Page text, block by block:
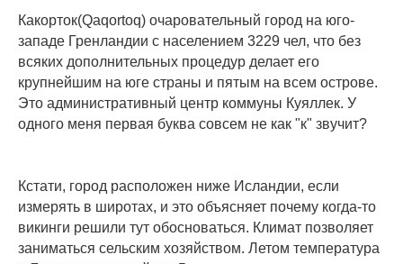
Какорток(Qaqortoq) очаровательный город на юго-
западе Гренландии с населением 3229 чел, что без
всяких дополнительных процедур делает его
крупнейшим на юге страны и пятым на всем острове.
Это административный центр коммуны Куяллек. У
одного меня первая буква совсем не как "к" звучит?
Кстати, город расположен ниже Исландии, если
измерять в широтах, и это объясняет почему когда-то
викинги решили тут обосноваться. Климат позволяет
заниматься сельским хозяйством. Летом температура